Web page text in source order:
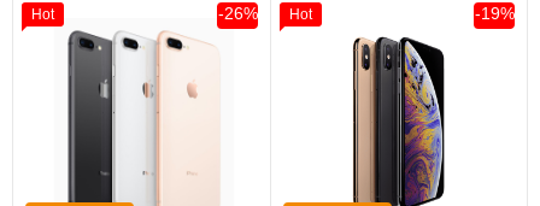
-26%
Hot -19%
Hot